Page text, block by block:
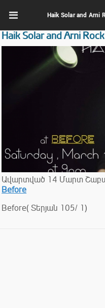
Haik Solar and Arni
Haik Solar and Arni
Ավարտված 14 Մարտ
Before
Before( Տերյան 105/ 1)